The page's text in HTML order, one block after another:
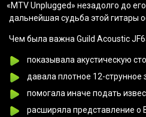
«MTVUnplugged» незадолго до
дальнейшая судьба этой гитары
Чем была важна Guild Acoustic
показывала акустическую
давала плотное 12-струнное
помогала иначе подать
расширяла представление о